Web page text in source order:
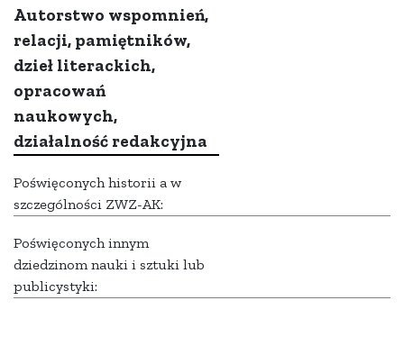
Autorstwo wspomnień,
relacji, pamiętników,
dzieł literackich,
opracowań
naukowych,
działalność redakcyjna
Poświęconych historii a w
szczególności ZWZ-AK:
Poświęconych innym
dziedzinom nauki i sztuki lub
publicystyki: